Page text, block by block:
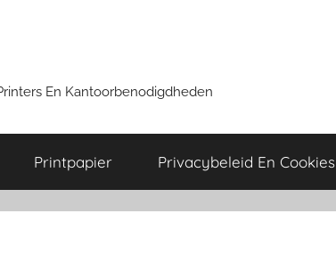
En Kantoorbenodigdheden
Printpapier Privacybeleid En Cookies